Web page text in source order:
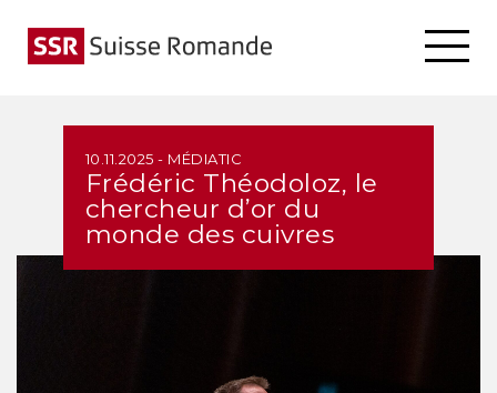
10.11.2025 - MÉDIATIC
Frédéric Théodoloz, le
chercheur d’or du
monde des cuivres